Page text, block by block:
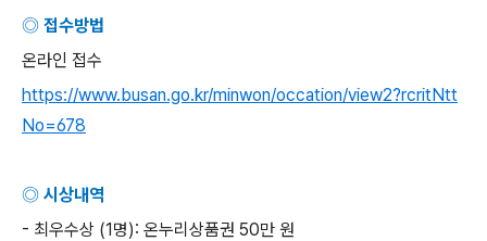
◎ 접수방법
온라인 접수
https://www.busan.go.kr/minwon/occation/view2?rcritNtt
No=678
◎ 시상내역
- 최우수상 (1명): 온누리상품권 50만 원